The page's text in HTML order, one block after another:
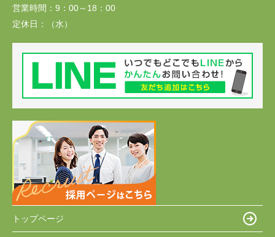
営業時間： 9：00～18：00
定休日：
（水）
トップページ